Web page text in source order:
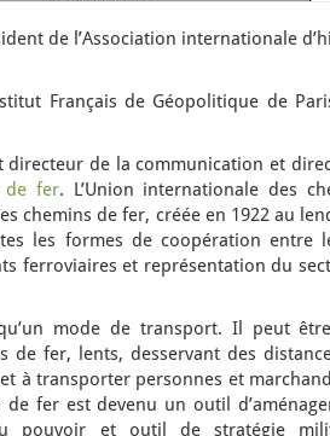
de l’Association internationale
Français de Géopolitique de
directeur de la communication et
de fer. L’Union internationale des
chemins de fer, créée en 1922 au
les formes de coopération entre
ferroviaires et représentation du
mode de transport. Il peut
de fer, lents, desservant des
à transporter personnes et
fer est devenu un outil
pouvoir et outil de stratégie